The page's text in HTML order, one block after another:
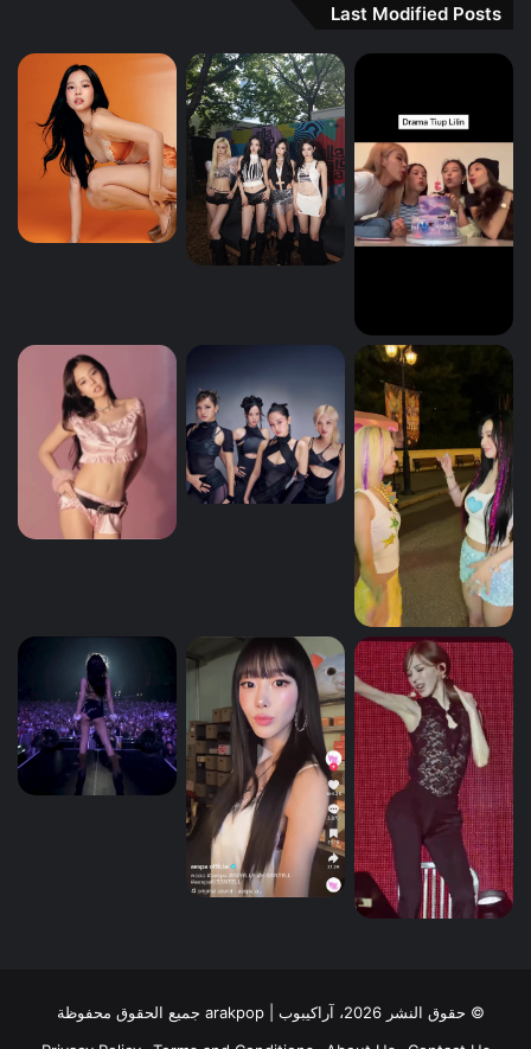
Last Modified Posts
© حقوق النشر 2026، آراكيبوب | ‎arakpop جميع الحقوق محفوظة